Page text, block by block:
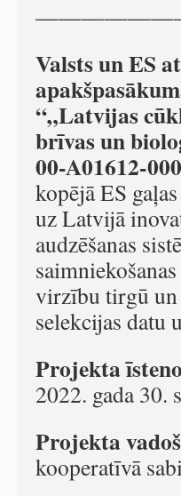
Valsts un ES
“„Latvijas
brīvas un
00-A01612-
kopējā ES
uz Latvijā
audzēšanas
virzību tirgū un
selekcijas datu
Projekta
2022. gada 30.
Projekta
kooperatīvā